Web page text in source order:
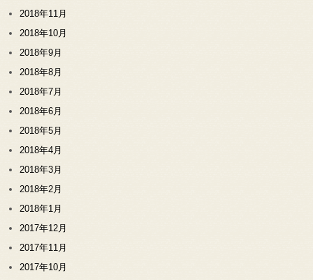
2018年11月
2018年10月
2018年9月
2018年8月
2018年7月
2018年6月
2018年5月
2018年4月
2018年3月
2018年2月
2018年1月
2017年12月
2017年11月
2017年10月